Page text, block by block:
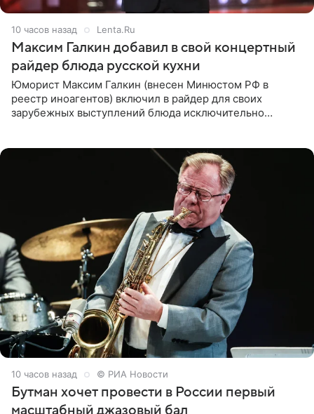
10 часов назад Lenta.Ru
Максим Галкин добавил в свой концертный
райдер блюда русской кухни
Юморист Максим Галкин (внесен Минюстом РФ в
реестр иноагентов) включил в райдер для своих
зарубежных выступлений блюда исключительно
10 часов назад © РИА Новости
Бутман хочет провести в России первый
масштабный джазовый бал